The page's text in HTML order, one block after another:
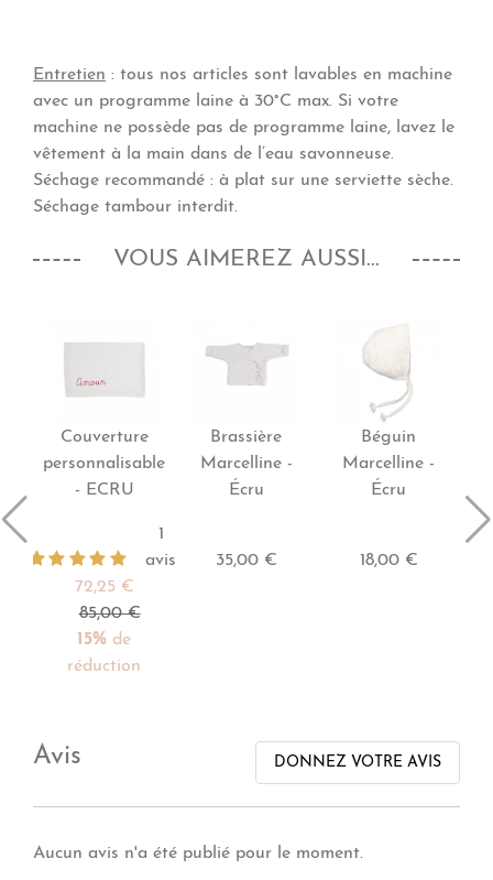
Entretien : tous nos articles sont lavables en machine
avec un programme laine à 30°C max. Si votre
machine ne possède pas de programme laine, lavez le
vêtement à la main dans de l’eau savonneuse.
Séchage recommandé : à plat sur une serviette sèche.
Séchage tambour interdit.
VOUS AIMEREZ AUSSI...
Couverture
personnalisable
- ECRU
1
avis
72,25 €
85,00 €
15% de
réduction
Brassière
Marcelline -
Écru
35,00 €
Béguin
Marcelline -
Écru
18,00 €
Avis DONNEZ VOTRE AVIS
Aucun avis n'a été publié pour le moment.